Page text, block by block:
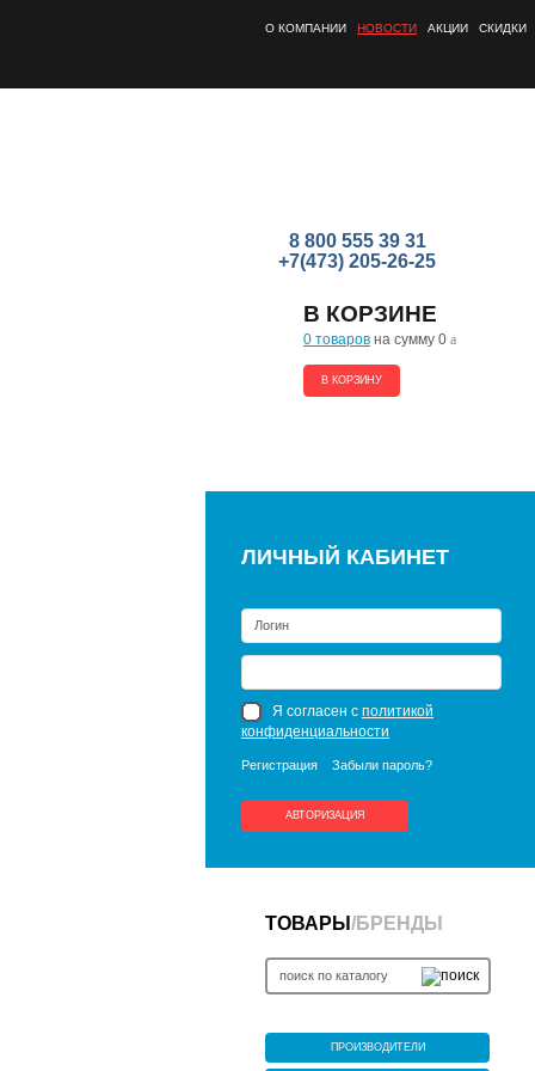
О КОМПАНИИ НОВОСТИ АКЦИИ СКИДКИ
8 800 555 39 31
+7(473) 205-26-25
В КОРЗИНЕ
0 товаров на сумму 0 a
В КОРЗИНУ
ЛИЧНЫЙ КАБИНЕТ
Я согласен с политикой
конфиденциальности
Регистрация Забыли пароль?
АВТОРИЗАЦИЯ
ТОВАРЫ /БРЕНДЫ
ПРОИЗВОДИТЕЛИ